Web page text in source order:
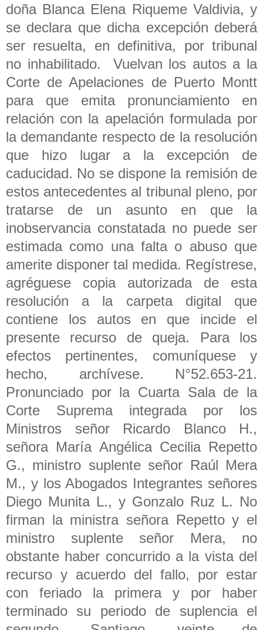
doña Blanca Elena Riqueme Valdivia, y
se declara que dicha excepción deberá
ser resuelta, en definitiva, por tribunal
no inhabilitado. Vuelvan los autos a la
Corte de Apelaciones de Puerto Montt
para que emita pronunciamiento en
relación con la apelación formulada por
la demandante respecto de la resolución
que hizo lugar a la excepción de
caducidad. No se dispone la remisión de
estos antecedentes al tribunal pleno, por
tratarse de un asunto en que la
inobservancia constatada no puede ser
estimada como una falta o abuso que
amerite disponer tal medida. Regístrese,
agréguese copia autorizada de esta
resolución a la carpeta digital que
contiene los autos en que incide el
presente recurso de queja. Para los
efectos pertinentes, comuníquese y
hecho, archívese. N°52.653-21.
Pronunciado por la Cuarta Sala de la
Corte Suprema integrada por los
Ministros señor Ricardo Blanco H.,
señora María Angélica Cecilia Repetto
G., ministro suplente señor Raúl Mera
M., y los Abogados Integrantes señores
Diego Munita L., y Gonzalo Ruz L. No
firman la ministra señora Repetto y el
ministro suplente señor Mera, no
obstante haber concurrido a la vista del
recurso y acuerdo del fallo, por estar
con feriado la primera y por haber
terminado su periodo de suplencia el